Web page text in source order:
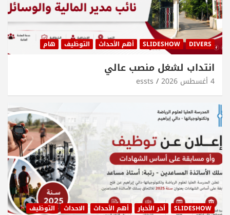
DIVERS
SLIDESHOW أهم الأحداث التوظيف هام
انتداب لشغل منصب عالي
4 أغسطس 2026 essts
SLIDESHOW أخر الأخبار أهم الأحداث الاحداث
التوظيف